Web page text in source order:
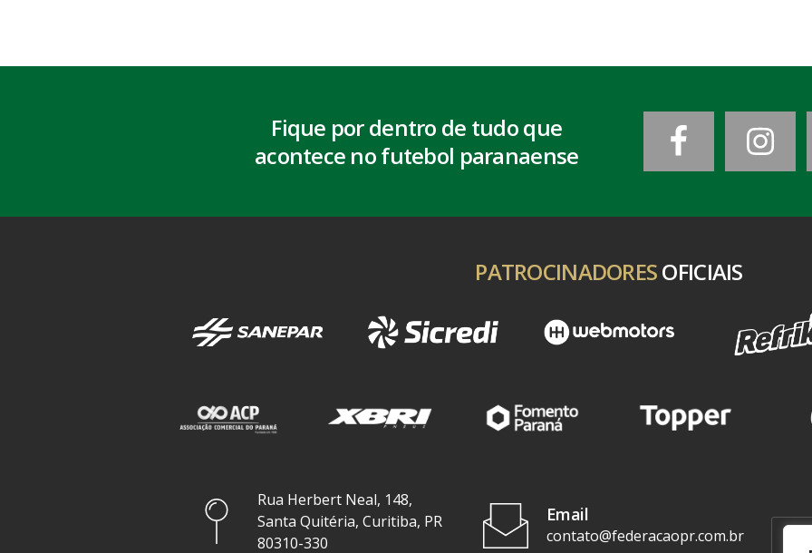
Fique por dentro de tudo que
acontece no futebol paranaense
PATROCINADORESOFICIAIS
Rua Herbert Neal, 148,
Santa Quitéria, Curitiba, PR
80310-330
Email
contato@federacaopr.com.br